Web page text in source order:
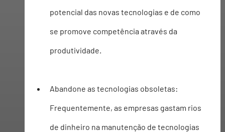
potencial das novas tecnologias e de como
se promove competência através da
produtividade.
Abandone as tecnologias obsoletas:
Frequentemente, as empresas gastam rios
de dinheiro na manutenção de tecnologias